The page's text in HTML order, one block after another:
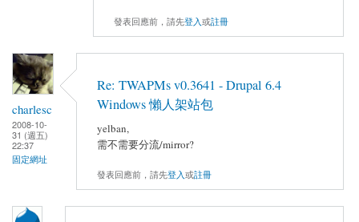
發表回應前，請先登入或註冊
charlesc
2008-10-
31 (週五)
22:37
固定網址
Re: TWAPMs v0.3641 - Drupal 6.4
Windows 懶人架站包
yelban,
需不需要分流/mirror?
發表回應前，請先登入或註冊